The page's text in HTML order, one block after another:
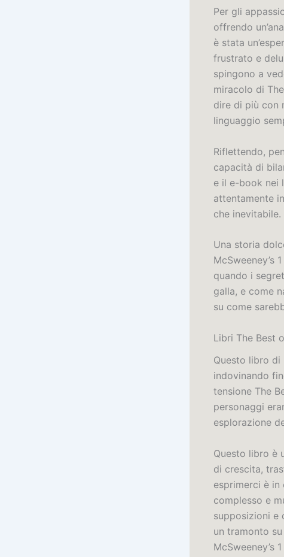
Per gli
offrendo
è stata
frustrato e
spingono a
miracolo di
dire di più con
linguaggio
Riflettendo,
capacità di
e il e-book nei
attentamente
che inevitabile.
Una storia
McSweeney’s
quando i
galla, e come
su come
Libri The Best
Questo libro di
indovinando
tensione The
personaggi
esplorazione
Questo libro è
di crescita,
esprimerci è
complesso e
supposizioni e
un tramonto
McSweeney’s